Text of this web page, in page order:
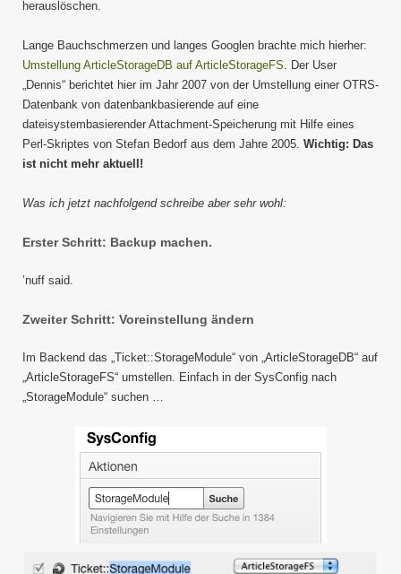
herauslöschen.
Lange Bauchschmerzen und langes Googlen brachte mich hierher:
Umstellung ArticleStorageDB auf ArticleStorageFS. Der User
„Dennis“ berichtet hier im Jahr 2007 von der Umstellung einer OTRS-
Datenbank von datenbankbasierende auf eine
dateisystembasierender Attachment-Speicherung mit Hilfe eines
Perl-Skriptes von Stefan Bedorf aus dem Jahre 2005. Wichtig: Das
ist nicht mehr aktuell!
Was ich jetzt nachfolgend schreibe aber sehr wohl:
Erster Schritt: Backup machen.
’nuff said.
Zweiter Schritt: Voreinstellung ändern
Im Backend das „Ticket::StorageModule“ von „ArticleStorageDB“ auf
„ArticleStorageFS“ umstellen. Einfach in der SysConfig nach
„StorageModule“ suchen …